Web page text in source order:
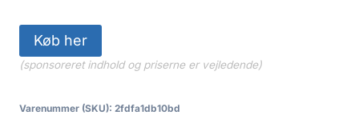
Køb her
(sponsoreret indhold og priserne er vejledende)
Varenummer (SKU): 2fdfa1db10bd